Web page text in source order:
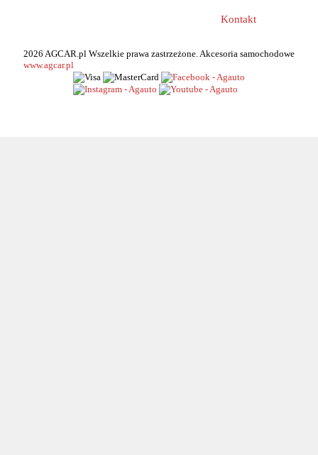
Kontakt
2026 AGCAR.pl Wszelkie prawa zastrzeżone. Akcesoria samochodowe
www.agcar.pl